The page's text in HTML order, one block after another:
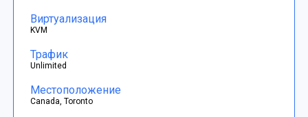
Виртуализация
KVM
Трафик
Unlimited
Местоположение
Canada, Toronto